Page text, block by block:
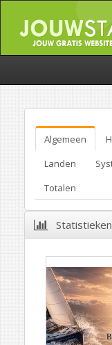
Algemeen
Landen
Totalen